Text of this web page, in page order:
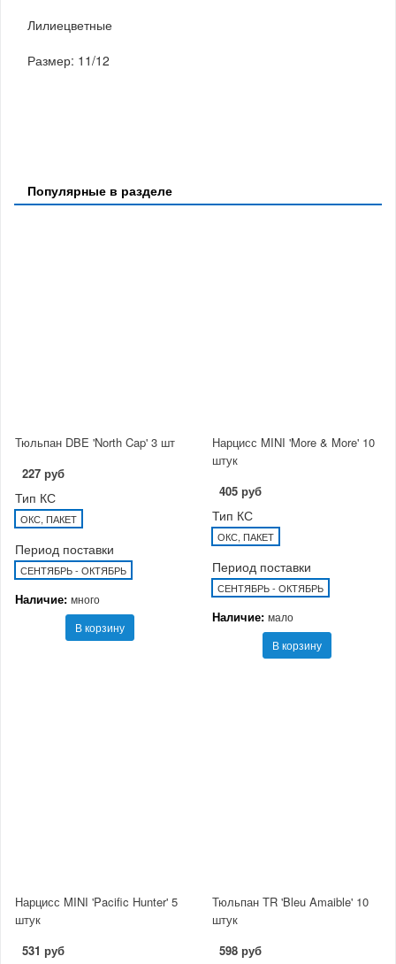
Лилиецветные
Размер: 11/12
Популярные в разделе
Тюльпан DBE 'North Cap' 3 шт
227 руб
Тип КС
ОКС, ПАКЕТ
Период поставки
СЕНТЯБРЬ - ОКТЯБРЬ
Наличие: много
В корзину
Нарцисс MINI 'More & More' 10
штук
405 руб
Тип КС
ОКС, ПАКЕТ
Период поставки
СЕНТЯБРЬ - ОКТЯБРЬ
Наличие: мало
В корзину
Нарцисс MINI 'Pacific Hunter' 5
штук
531 руб
Тюльпан TR 'Bleu Amaible' 10
штук
598 руб